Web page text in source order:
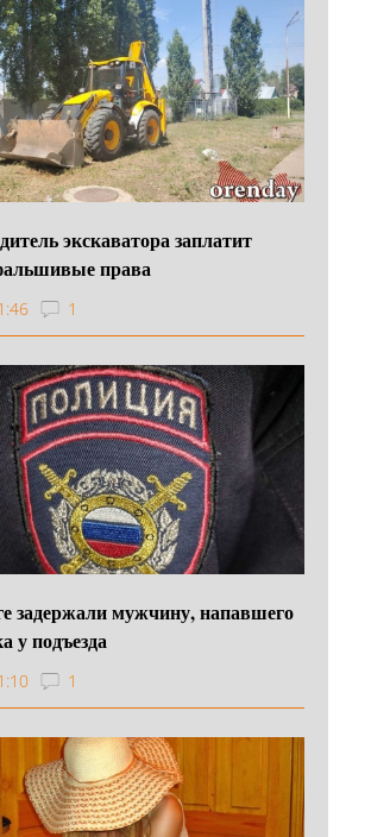
экскаватора заплатит
права
1
задержали мужчину, напавшего
у подъезда
1